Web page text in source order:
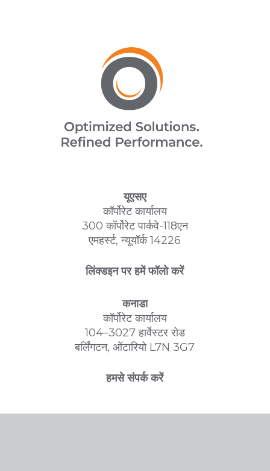
यूएसए
कॉर्पोरेट कार्यालय
300 कॉर्पोरेट पार्कवे-118एन
एमहर्स्ट, न्यूयॉर्क 14226
लिंक्डइन पर हमें फॉलो करें
कनाडा
कॉर्पोरेट कार्यालय
104–3027 हार्वेस्टर रोड
बर्लिंगटन, ओंटारियो L7N 3G7
हमसे संपर्क करें